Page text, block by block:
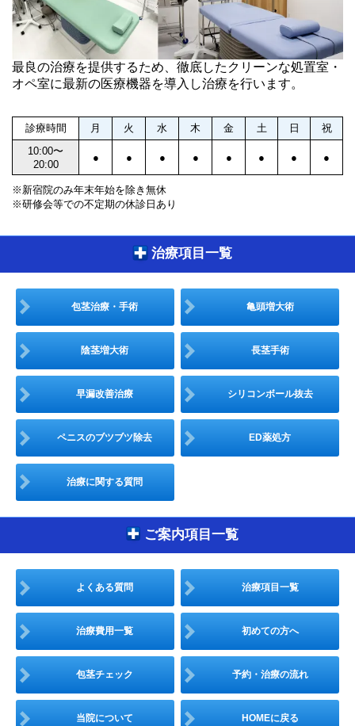
最良の治療を提供するため、徹底したクリーンな処置室・
オペ室に最新の医療機器を導入し治療を行います。
診療時間 月 火 水 木 金 土 日
祝
10:00〜
20:00
● ● ● ● ● ● ● ●
※新宿院のみ年末年始を除き無休
※研修会等での不定期の休診日あり
治療項目一覧
包茎治療・手術 亀頭増大術
陰茎増大術 長茎手術
早漏改善治療 シリコンボール抜去
ペニスのブツブツ除去 ED薬処方
治療に関する質問
ご案内項目一覧
よくある質問 治療項目一覧
治療費用一覧 初めての方へ
包茎チェック 予約・治療の流れ
当院について HOMEに戻る